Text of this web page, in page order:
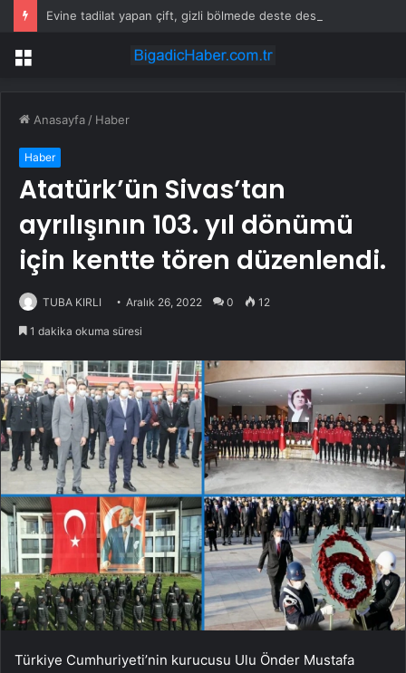
Menü
Anasayfa / Haber
Haber
Atatürk’ün Sivas’tan
ayrılışının 103. yıl dönümü
için kentte tören düzenlendi.
TUBA KIRLI Aralık 26, 2022 0 12
1 dakika okuma süresi
Türkiye Cumhuriyeti’nin kurucusu Ulu Önder Mustafa